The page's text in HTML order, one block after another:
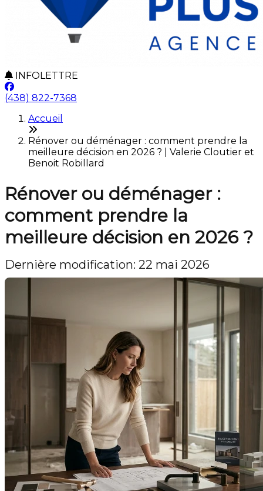
INFOLETTRE
(438) 822-7368
Accueil
Rénover ou déménager : comment prendre la
meilleure décision en 2026 ? | Valerie Cloutier et
Benoit Robillard
Rénover ou déménager :
comment prendre la
meilleure décision en 2026 ?
Dernière modification: 22 mai 2026